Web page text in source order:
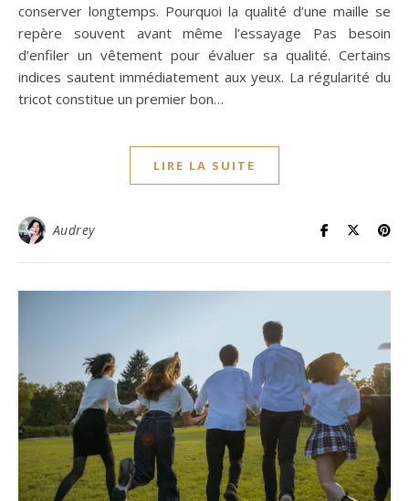
conserver longtemps. Pourquoi la qualité d’une maille se
repère souvent avant même l’essayage Pas besoin
d’enfiler un vêtement pour évaluer sa qualité. Certains
indices sautent immédiatement aux yeux. La régularité du
tricot constitue un premier bon…
LIRE LA SUITE
Audrey